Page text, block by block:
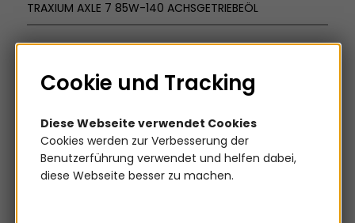
Barrierefreiheitsmenü
ALT
TRAXIUM AXLE 7 85W-140 ACHSGETRIEBEÖL
Cookie und Tracking
Diese Webseite verwendet Cookies
Cookies werden zur Verbesserung der
Benutzerführung verwendet und helfen dabei,
diese Webseite besser zu machen.